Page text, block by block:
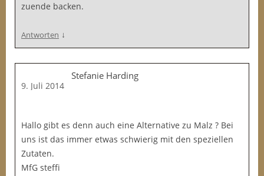
zuende backen.
Antworten ↓
Stefanie Harding
9. Juli 2014
Hallo gibt es denn auch eine Alternative zu Malz ? Bei
uns ist das immer etwas schwierig mit den speziellen
Zutaten.
MfG steffi